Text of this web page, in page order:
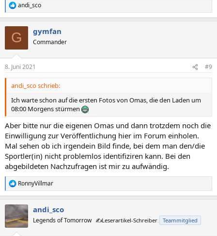
R
e
e
n
andi_sco
G gymfan
Commander
8. Juni 2021 #9
andi_sco schrieb:
Ich warte schon auf die ersten Fotos von Omas, die den Laden um
08:00 Morgens stürmen
Aber bitte nur die eigenen Omas und dann trotzdem noch die
Einwilligung zur Veröffentlichung hier im Forum einholen.
Mal sehen ob ich irgendein Bild finde, bei dem man den/die
Sportler(in) nicht problemlos identifiziren kann. Bei den
abgebildeten Nachzufragen ist mir zu aufwändig.
R
e
t
i
RonnyVillmar
andi_sco
Legends of Tomorrow ✍️Leserartikel-Schreiber Teammitglied